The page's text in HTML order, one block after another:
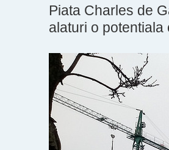
Piata Charles de
alaturi o potentiala